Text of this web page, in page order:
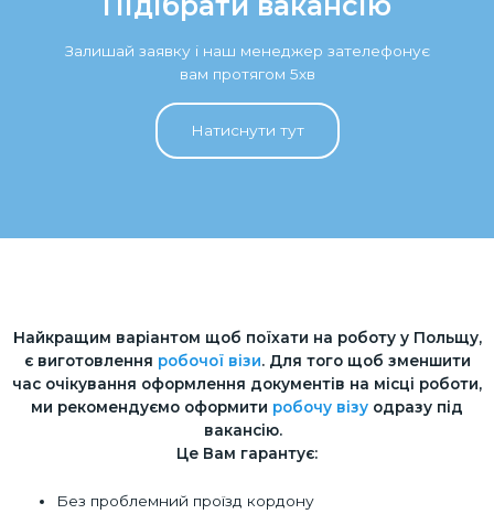
Залишай заявку і наш менеджер зателефонує
вам протягом 5хв
Натиснути тут
Найкращим варіантом щоб поїхати на роботу у Польщу,
є виготовлення робочої візи. Для того щоб зменшити
час очікування оформлення документів на місці роботи,
ми рекомендуємо оформити робочу візу одразу під
вакансію.
Це Вам гарантує:
Без проблемний проїзд кордону